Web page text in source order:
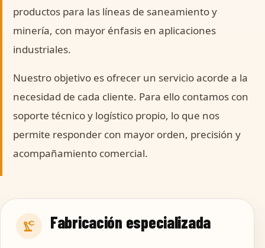
productos para las líneas de saneamiento y
minería, con mayor énfasis en aplicaciones
industriales.
Nuestro objetivo es ofrecer un servicio acorde a la
necesidad de cada cliente. Para ello contamos con
soporte técnico y logístico propio, lo que nos
permite responder con mayor orden, precisión y
acompañamiento comercial.
precision_manufacturing Fabricación especializada